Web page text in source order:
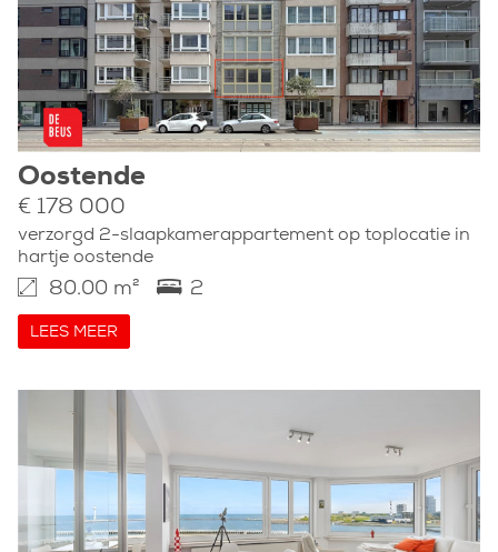
Oostende
€ 178 000
verzorgd 2-slaapkamerappartement op toplocatie in
hartje oostende
80.00 m² 2
LEES MEER